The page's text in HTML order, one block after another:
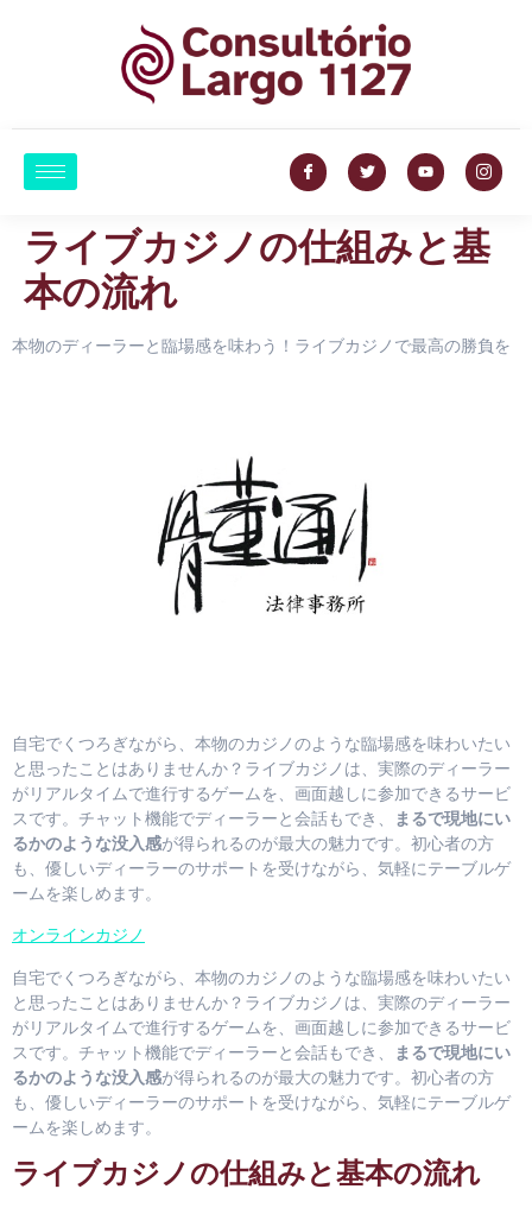
ライブカジノの仕組みと基
本の流れ
本物のディーラーと臨場感を味わう！ライブカジノで最高の勝負を
自宅でくつろぎながら、本物のカジノのような臨場感を味わいたい
と思ったことはありませんか？ライブカジノは、実際のディーラー
がリアルタイムで進行するゲームを、画面越しに参加できるサービ
スです。チャット機能でディーラーと会話もでき、 まるで現地にい
るかのような没入感が得られるのが最大の魅力です。初心者の方
も、優しいディーラーのサポートを受けながら、気軽にテーブルゲ
ームを楽しめます。
オンラインカジノ
自宅でくつろぎながら、本物のカジノのような臨場感を味わいたい
と思ったことはありませんか？ライブカジノは、実際のディーラー
がリアルタイムで進行するゲームを、画面越しに参加できるサービ
スです。チャット機能でディーラーと会話もでき、 まるで現地にい
るかのような没入感が得られるのが最大の魅力です。初心者の方
も、優しいディーラーのサポートを受けながら、気軽にテーブルゲ
ームを楽しめます。
ライブカジノの仕組みと基本の流れ